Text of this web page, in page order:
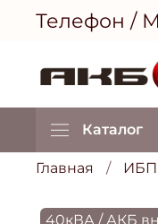
Телефон /
Каталог
Главная ИБП
40кВА / АКБ